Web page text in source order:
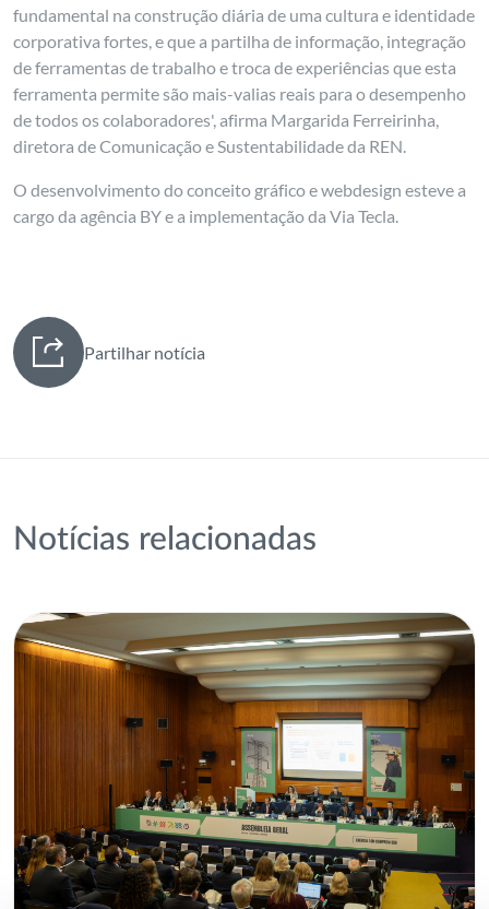
fundamental na construção diária de uma cultura e identidade
corporativa fortes, e que a partilha de informação, integração
de ferramentas de trabalho e troca de experiências que esta
ferramenta permite são mais-valias reais para o desempenho
de todos os colaboradores', afirma Margarida Ferreirinha,
diretora de Comunicação e Sustentabilidade da REN.
O desenvolvimento do conceito gráfico e webdesign esteve a
cargo da agência BY e a implementação da Via Tecla.
Partilhar notícia
Notícias relacionadas